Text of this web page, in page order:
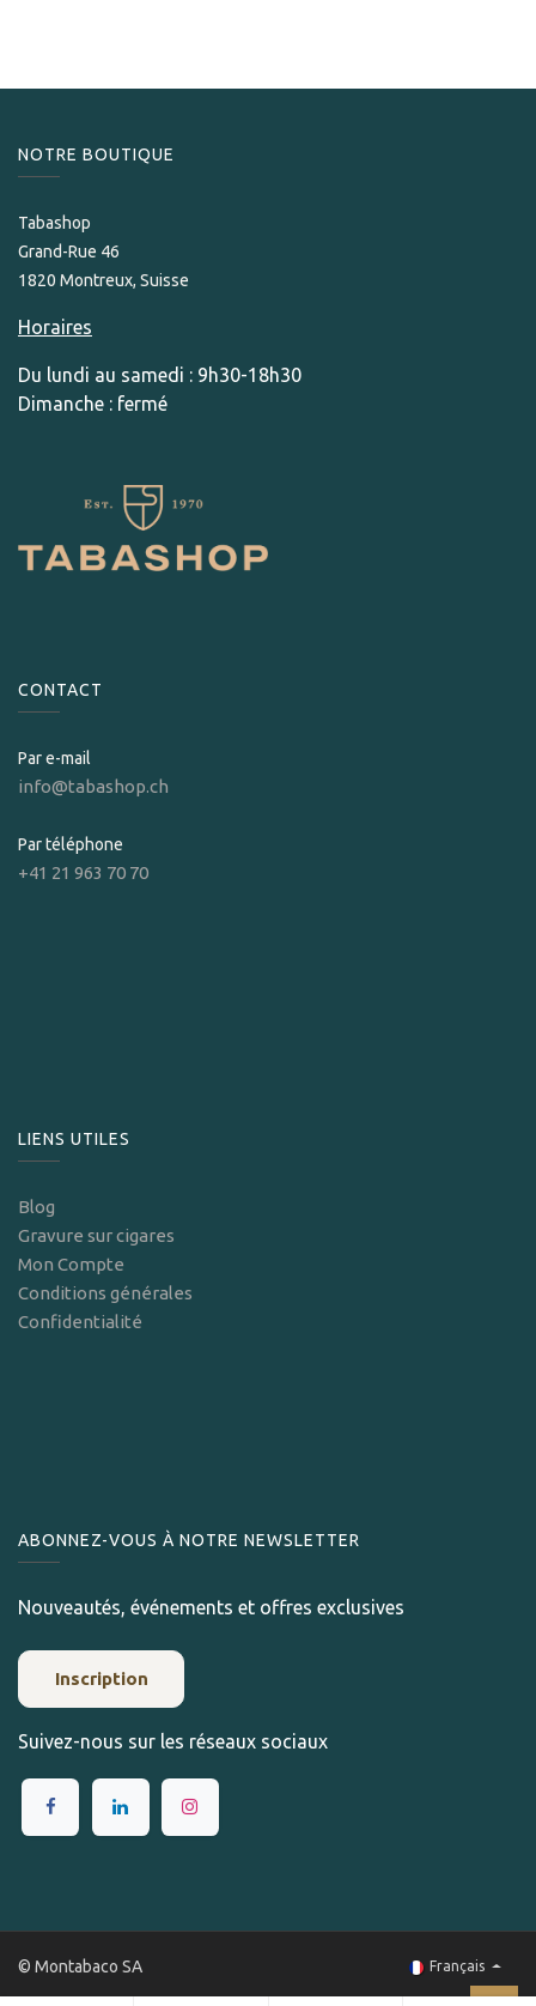
NOTRE BOUTIQUE
Tabashop
Grand-Rue 46
1820 Montreux, Suisse
Horaires
Du lundi au samedi : 9h30-18h30
Dimanche : fermé
CONTACT
Par e-mail
info@tabashop.ch
Par téléphone
+41 21 963 70 70
LIENS UTILES
Blog
Gravure sur cigares
Mon Compte
Conditions générales
Confidentialité
ABONNEZ-VOUS À NOTRE NEWSLETTER
Nouveautés, événements et offres exclusives
Inscription
Suivez-nous sur les réseaux sociaux
© Montabaco SA Français